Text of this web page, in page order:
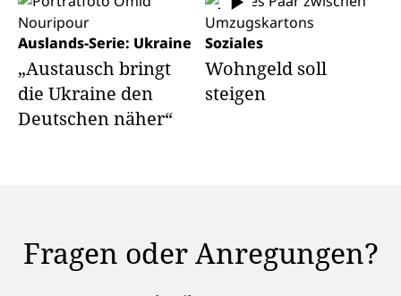
Auslands-Serie: Ukraine
„Austausch bringt
die Ukraine den
Deutschen näher“
Soziales
Wohngeld soll
steigen
Fragen oder Anregungen?